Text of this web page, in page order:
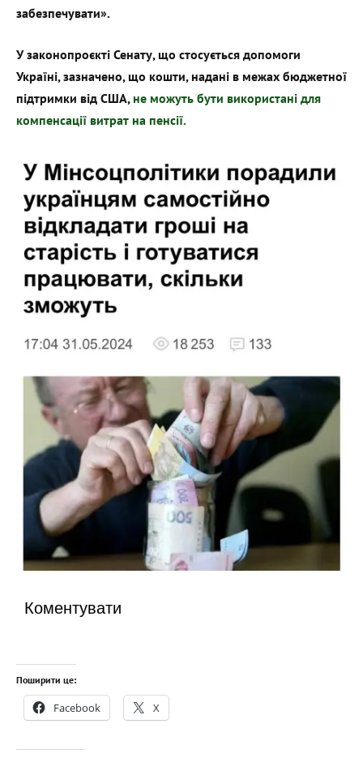
забезпечувати».
У законопроєкті Сенату, що стосується допомоги
Україні, зазначено, що кошти, надані в межах бюджетної
підтримки від США, не можуть бути використані для
компенсації витрат на пенсії.
Коментувати
Поширити це:
Facebook X